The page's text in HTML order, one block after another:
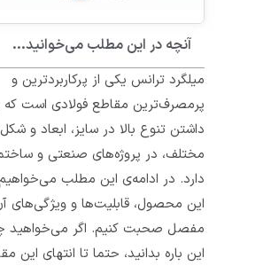
آنچه در این مطلب می‌خوانید...
میلگرد ترانس یکی از پرکاربردترین و
پر‌مصرف‌ترین مقاطع فولادی است که به علت
داشتن تنوع بالا در سایز، ابعاد و شکل‌های
مختلف، در پروژه‌های صنعتی و ساختمانی کاربرد
دارد. در ادامه‌ی این مطلب می‌خواهیم در مورد
این محصول، قابلیت‌ها و ویژگی‌های آن به طور
مفصل صحبت کنیم. اگر می‌خواهید چیزی در
این باره بدانید، حتما تا انتهای این مقاله همراه